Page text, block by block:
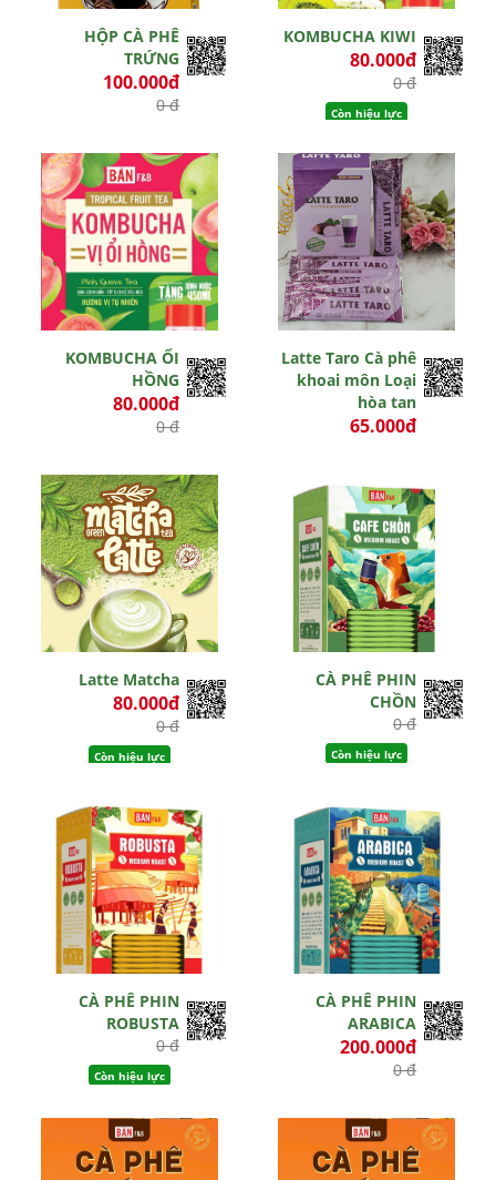
HỘP CÀ PHÊ
TRỨNG
100.000đ
0 đ
KOMBUCHA KIWI
80.000đ
0 đ
Còn hiệu lực
KOMBUCHA ỔI
HỒNG
80.000đ
0 đ
Latte Taro Cà phê
khoai môn Loại
hòa tan
65.000đ
Latte Matcha
80.000đ
0 đ
Còn hiệu lực
CÀ PHÊ PHIN
CHỒN
0 đ
Còn hiệu lực
CÀ PHÊ PHIN
ROBUSTA
0 đ
Còn hiệu lực
CÀ PHÊ PHIN
ARABICA
200.000đ
0 đ